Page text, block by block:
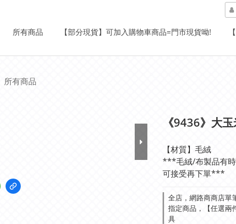
所有商品 【部分現貨】可加入購物車商品=門市現貨呦!
所有商品
《9436》大
【材質】毛絨
***毛絨/布製品有時
可接受再下單***
全店，網路商商店單
指定商品，【任選兩
具